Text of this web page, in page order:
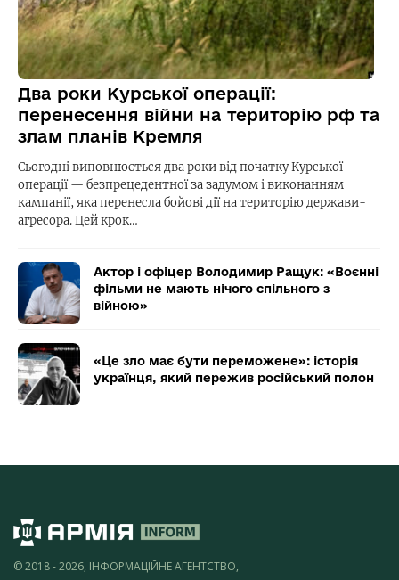
Два роки Курської операції:
перенесення війни на територію рф та
злам планів Кремля
Сьогодні виповнюється два роки від початку Курської
операції — безпрецедентної за задумом і виконанням
кампанії, яка перенесла бойові дії на територію держави-
агресора. Цей крок…
Актор і офіцер Володимир Ращук: «Воєнні
фільми не мають нічого спільного з
війною»
«Це зло має бути переможене»: історія
українця, який пережив російський полон
© 2018 - 2026, ІНФОРМАЦІЙНЕ АГЕНТСТВО,